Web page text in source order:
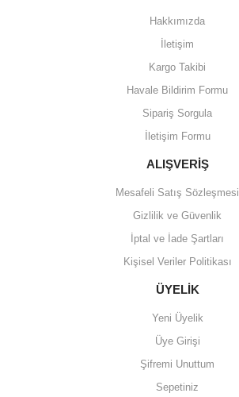
Hakkımızda
İletişim
Kargo Takibi
Havale Bildirim Formu
Sipariş Sorgula
İletişim Formu
ALIŞVERİŞ
Mesafeli Satış Sözleşmesi
Gizlilik ve Güvenlik
İptal ve İade Şartları
Kişisel Veriler Politikası
ÜYELİK
Yeni Üyelik
Üye Girişi
Şifremi Unuttum
Sepetiniz